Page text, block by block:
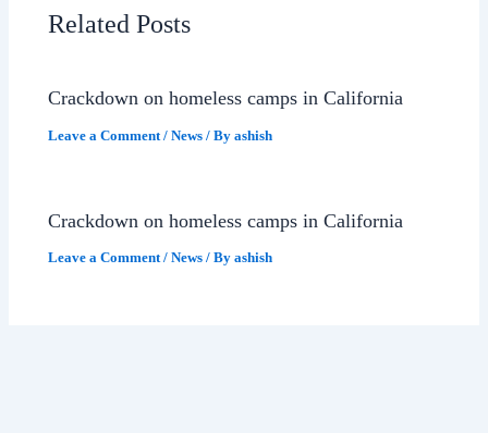
Related Posts
Crackdown on homeless camps in California
Leave a Comment /News / Byashish
Crackdown on homeless camps in California
Leave a Comment /News / Byashish